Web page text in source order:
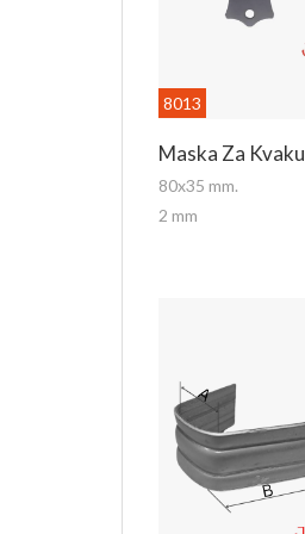
8013
Maska Za Kvaku
80x35 mm.
2 mm